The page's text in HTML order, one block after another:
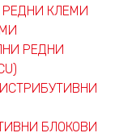
КЛЕМИ
РЕДНИ
БЛОКОВИ